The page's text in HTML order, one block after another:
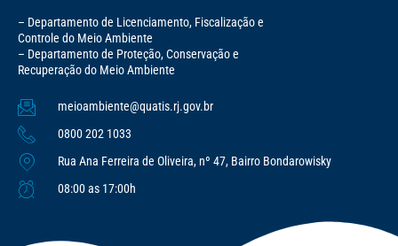
– Departamento de Licenciamento, Fiscalização e
Controle do Meio Ambiente
– Departamento de Proteção, Conservação e
Recuperação do Meio Ambiente
meioambiente@quatis.rj.gov.br
0800 202 1033
Rua Ana Ferreira de Oliveira, nº 47, Bairro Bondarowisky
08:00 as 17:00h